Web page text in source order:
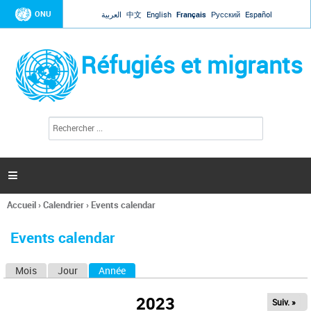
Jump to navigation
ONU العربية 中文 English Français Русский Español
Réfugiés et migrants
l
c
h
e

Vous
ici
Accueil›Calendrier› Events calendar
Events calendar
Mois Jour Année
2023 Suiv. »